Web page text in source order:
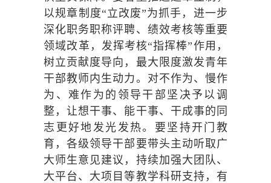
以规章制度“立改废”为抓手，进一步
深化职务职称评聘、绩效考核等重要
领域改革，发挥考核“指挥棒”作用，
树立贡献度导向，最大限度激发青年
干部教师内生动力。对不作为、慢作
为、难作为的领导干部坚决予以调
整，让想干事、能干事、干成事的同
志更好地发光发热。要坚持开门教
育，各级领导干部要带头主动听取广
大师生意见建议，持续加强大团队、
大平台、大项目等教学科研支持，有